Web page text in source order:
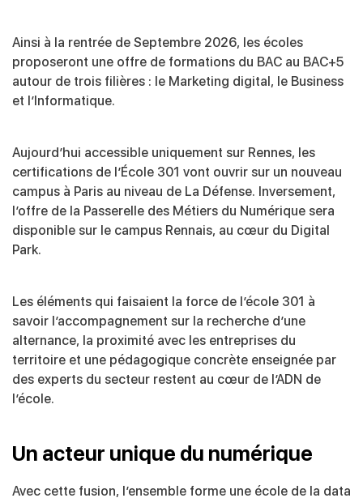
Ainsi à la rentrée de Septembre 2026, les écoles
proposeront une offre de formations du BAC au BAC+5
autour de trois filières : le Marketing digital, le Business
et l’Informatique.
Aujourd’hui accessible uniquement sur Rennes, les
certifications de l’École 301 vont ouvrir sur un nouveau
campus à Paris au niveau de La Défense. Inversement,
l’offre de la Passerelle des Métiers du Numérique sera
disponible sur le campus Rennais, au cœur du Digital
Park.
Les éléments qui faisaient la force de l’école 301 à
savoir l’accompagnement sur la recherche d’une
alternance, la proximité avec les entreprises du
territoire et une pédagogique concrète enseignée par
des experts du secteur restent au cœur de l’ADN de
l’école.
Un acteur unique du numérique
Avec cette fusion, l’ensemble forme une école de la data